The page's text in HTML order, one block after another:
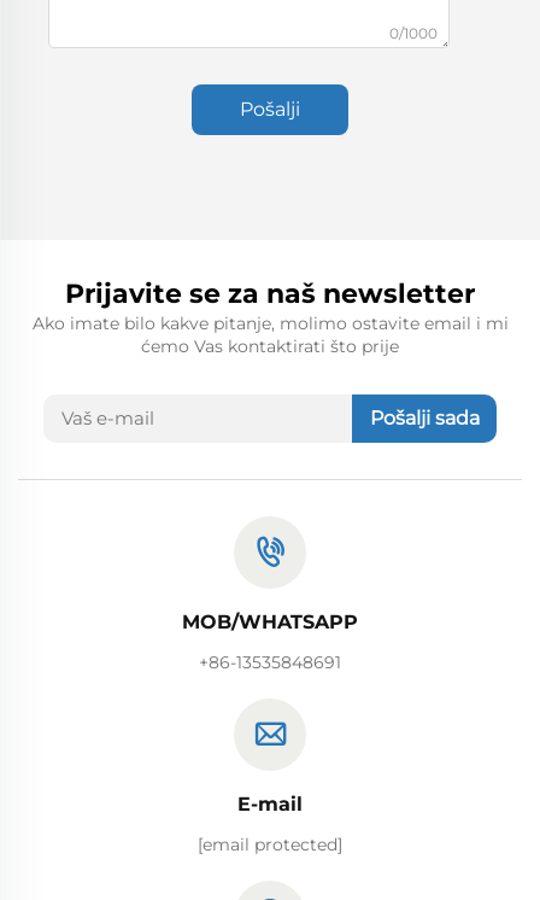
0/1000
Pošalji
Prijavite se za naš newsletter
Ako imate bilo kakve pitanje, molimo ostavite email i mi
ćemo Vas kontaktirati što prije
Pošalji sada
MOB/WHATSAPP
+86-13535848691
E-mail
[email protected]